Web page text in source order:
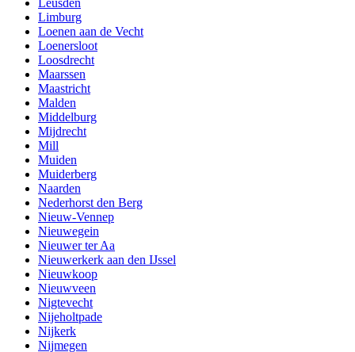
Leusden
Limburg
Loenen aan de Vecht
Loenersloot
Loosdrecht
Maarssen
Maastricht
Malden
Middelburg
Mijdrecht
Mill
Muiden
Muiderberg
Naarden
Nederhorst den Berg
Nieuw-Vennep
Nieuwegein
Nieuwer ter Aa
Nieuwerkerk aan den IJssel
Nieuwkoop
Nieuwveen
Nigtevecht
Nijeholtpade
Nijkerk
Nijmegen